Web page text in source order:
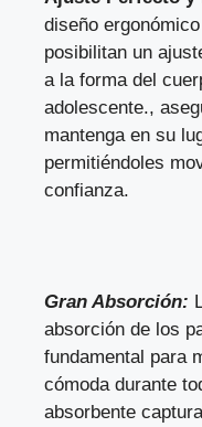
diseño
posibilitan un
a la forma del
adolescente.,
mantenga en su
permitiéndoles
confianza.
Gran Absorción:
absorción de los
fundamental para
cómoda durante
absorbente